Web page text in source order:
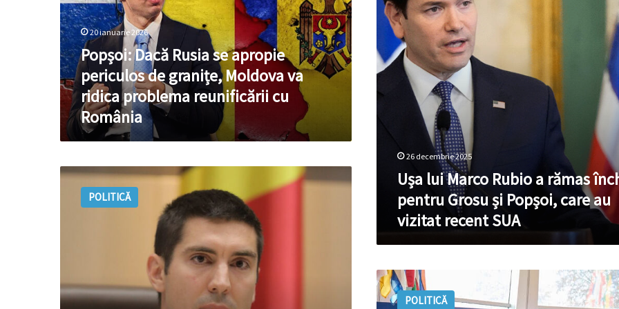
periculos
de
granițe,
Moldova
va
ridica
problema
reunificării
România
20 ianuarie 2026
Popșoi: Dacă Rusia se apropie
periculos de granițe, Moldova va
ridica problema reunificării cu
România
rămas
închisă
pentru
Grosu
și
Popșoi,
26 decembrie 2025
Ușa lui Marco Rubio a rămas
pentru Grosu și Popșoi, care au
vizitat recent SUA
Popșoi:
Menținerea
voința
cetățenilor
POLITICĂ
Moldova
a
preluatPOLITICĂ